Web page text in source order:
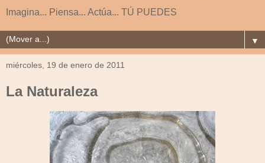
Imagina... Piensa... Actúa... TÚ PUEDES
▼
miércoles, 19 de enero de 2011
La Naturaleza